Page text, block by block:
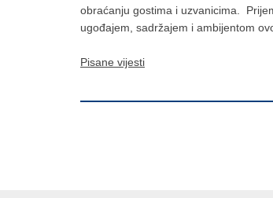
obraćanju gostima i uzvanicima.
ugođajem, sadržajem i ambijentom
Pisane vijesti